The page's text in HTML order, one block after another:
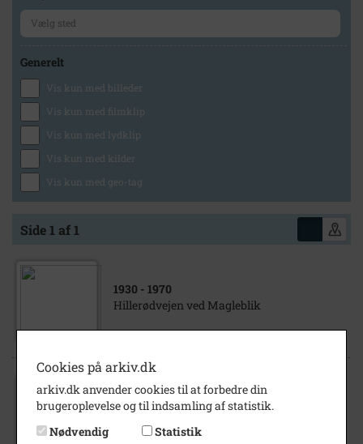
Generelt
Vis kun med billeder
Vis kun med filmklip
Vis kun med lydklip
Vis kun med kilder
Vis kun med geo-tag
Side 1 af 1
1930 - 1970
Hillerødvejen ved Magleblik
1950- 1980
Cookies på arkiv.dk
arkiv.dk anvender cookies til at forbedre din
brugeroplevelse og til indsamling af statistik.
Nødvendig
Statistik